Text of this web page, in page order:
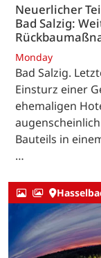
Neuerlicher
Bad Salzig:
Monday
Bad Salzig.
Einsturz einer
ehemaligen
Bauteils in
…